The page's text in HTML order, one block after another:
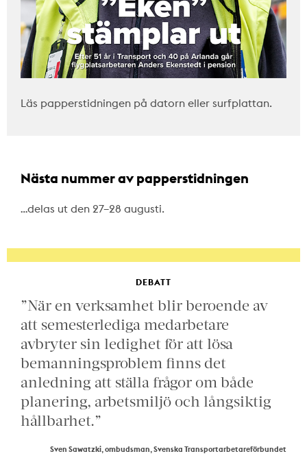
Läs papperstidningen på datorn eller surfplattan.
Nästa nummer av papperstidningen
…delas ut den 27–28 augusti.
DEBATT
”När en verksamhet blir beroende av
att semesterlediga medarbetare
avbryter sin ledighet för att lösa
bemanningsproblem finns det
anledning att ställa frågor om både
planering, arbetsmiljö och långsiktig
hållbarhet.”
Sven Sawatzki, ombudsman, Svenska Transportarbetareförbundet